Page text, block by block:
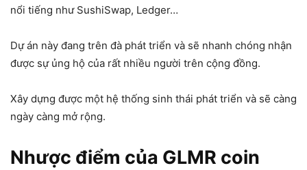
nổi tiếng như SushiSwap, Ledger…
Dự án này đang trên đà phát triển và sẽ nhanh chóng nhận
được sự ủng hộ của rất nhiều người trên cộng đồng.
Xây dựng được một hệ thống sinh thái phát triển và sẽ càng
ngày càng mở rộng.
Nhược điểm của GLMR coin